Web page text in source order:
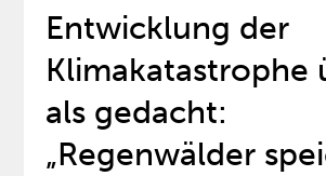
Entwicklung der
Klimakatastrophe
als gedacht:
„Regenwälder